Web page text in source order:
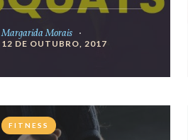
Margarida Morais
12 DE OUTUBRO, 2017
FITNESS